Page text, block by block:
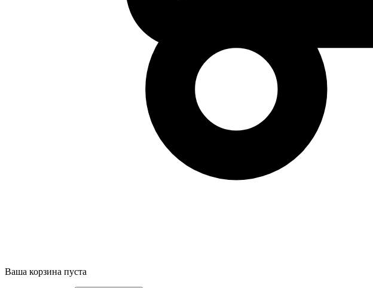
Ваша корзина пуста